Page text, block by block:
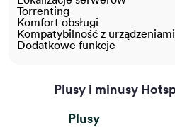
Torrenting
Komfort obsługi
Kompatybilność z urządzeniami
Dodatkowe funkcje
Plusy i minusy
Plusy